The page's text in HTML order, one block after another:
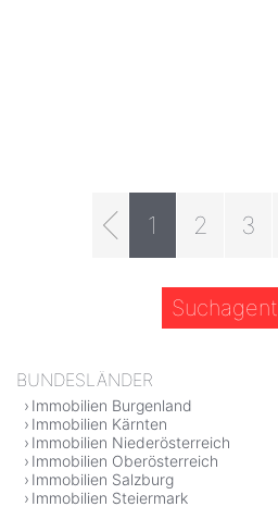
1 2 3
Suchagent
BUNDESLÄNDER
Immobilien Burgenland
Immobilien Kärnten
Immobilien Niederösterreich
Immobilien Oberösterreich
Immobilien Salzburg
Immobilien Steiermark